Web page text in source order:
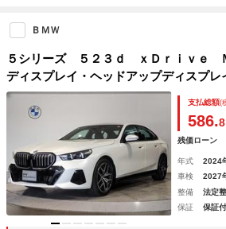
ＢＭＷ
５シリーズ ５２３ｄ ｘＤｒｉｖｅ
ディスプレイ・ヘッドアップディスプレ
プロ・パーキングアシストプロ・アクテ
ール・全周囲カメラ・純正ナビＴＶ・
支払総額(
586.8
残価ローン
年式 2024
車検
2027
整備
法定
保証
保証